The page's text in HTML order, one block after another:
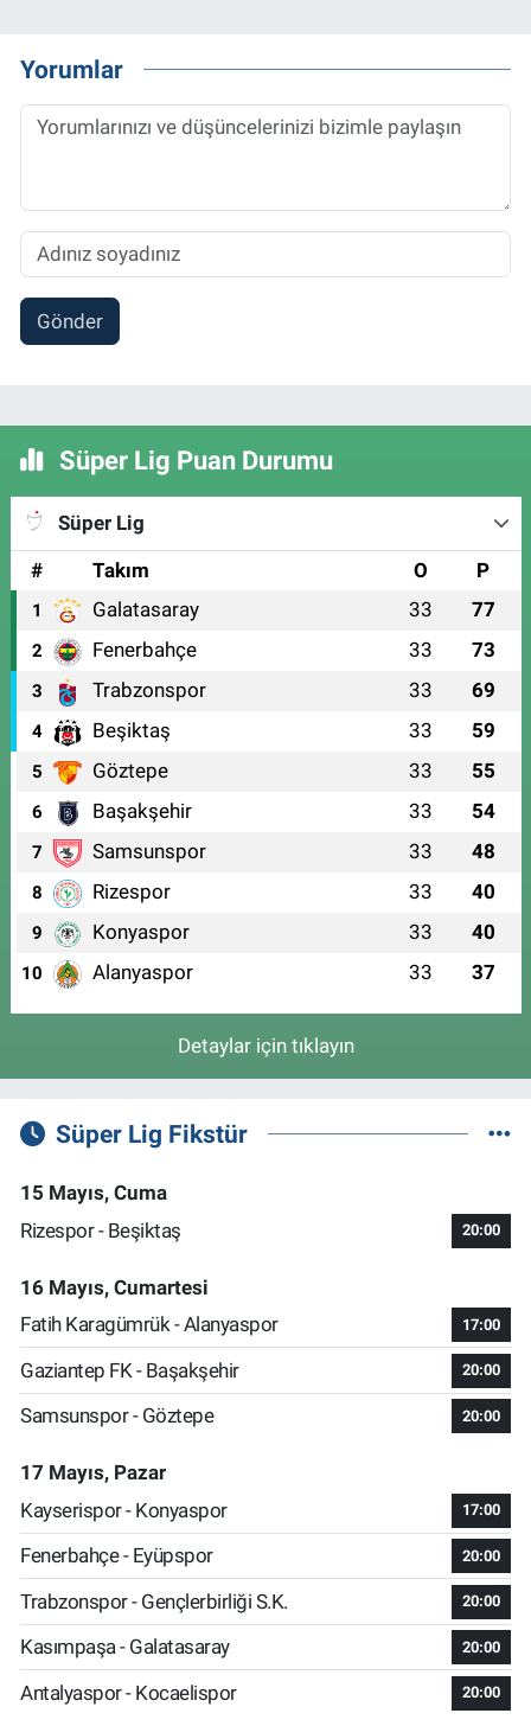
Yorumlar
Gönder
Süper Lig Puan Durumu
Süper Lig
#
Takım O P
1 Galatasaray 33 77
2 Fenerbahçe 33 73
3 Trabzonspor 33 69
4 Beşiktaş 33 59
5 Göztepe 33 55
6 Başakşehir 33 54
7 Samsunspor 33 48
8 Rizespor 33 40
9 Konyaspor 33 40
10 Alanyaspor 33 37
Detaylar için tıklayın
Süper Lig Fikstür
15 Mayıs, Cuma
Rizespor - Beşiktaş
20:00
16 Mayıs, Cumartesi
Fatih Karagümrük - Alanyaspor
17:00
Gaziantep FK - Başakşehir 20:00
Samsunspor - Göztepe 20:00
17 Mayıs, Pazar
Kayserispor - Konyaspor
17:00
Fenerbahçe - Eyüpspor 20:00
Trabzonspor - Gençlerbirliği S.K. 20:00
Kasımpaşa - Galatasaray 20:00
Antalyaspor - Kocaelispor 20:00